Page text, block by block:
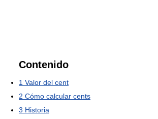
Contenido
1 Valor del cent
2 Cómo calcular cents
3 Historia